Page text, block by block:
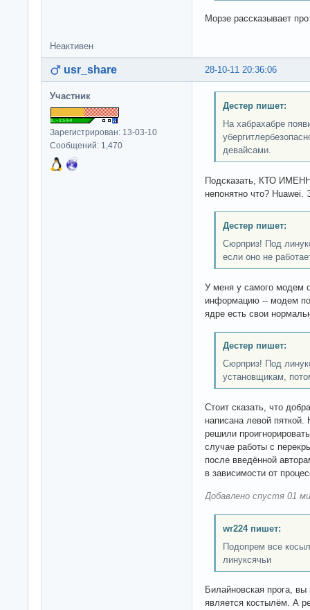
Морзе рассказывает
Неактивен
28-10-11 20:36:06
usr_share
Участник
Зарегистрирован: 13-03-10
Сообщений: 1,470
Дестер пишет:
На хабрахабре
девайсами.
Подсказать, КТО
непонятно что?
Дестер пишет:
Сюрприз! Под
если оно не
У меня у самого модем
информацию -- модем
ядре есть свои
Дестер пишет:
Сюрприз! Под
установщикам,
Стоит сказать, что
написана левой
решили
случае работы с
после введённой
в зависимости от
Добавлено спустя 01
wr224 пишет:
Подопрем все
линуксячьи
Билайновская прога,
является костылём. А